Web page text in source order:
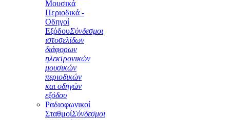
Μουσικά
Περιοδικά -
Οδηγοί
ΕξόδουΣύνδεσμοι
ιστοσελίδων
διάφορων
ηλεκτρονικών
μουσικών
περιοδικών
και οδηγών
εξόδου
Ραδιοφωνικοί
ΣταθμοίΣύνδεσμοι